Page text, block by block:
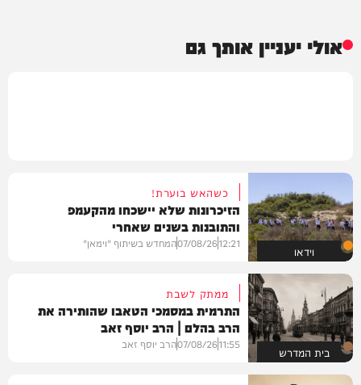
אולי יעניין אותך גם
וידאו
כשהאש בוערת!
הזיכרונות שלא יישכחו מהקעמפ
והתובנות בשנים שאחרי
12:21
07/08/26המחדש בשיתוף "וימאן"
בית המדרש
ממתק לשבת
התרמית במסמכי הטאבו שהותירה את
הרב בהלם | הרב יוסף זאב
11:55
07/08/26הרב יוסף זאב